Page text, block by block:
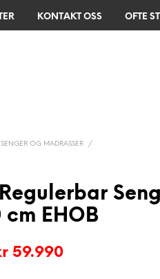
KONTAKT OSS OFTE
SENGER OG MADRASSER
/
Seng
cm EHOB
59.990Nåværende